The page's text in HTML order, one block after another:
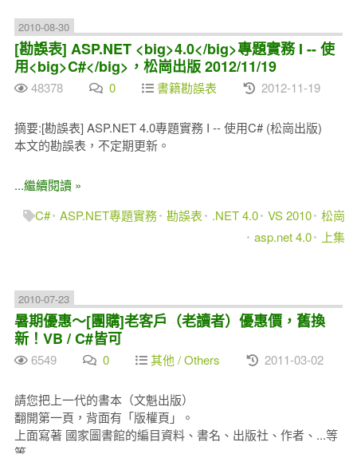
2010-08-30
[勘誤表] ASP.NET <big>4.0</big>專題實務 I -- 使
用<big>C#</big>，松崗出版 2012/11/19
48378 0 書籍勘誤表 2012-11-19
摘要:[勘誤表] ASP.NET 4.0專題實務 I -- 使用C# (松崗出版)
本文的勘誤表，不定期更新。
...繼續閱讀 »
C# ASP.NET專題實務 勘誤表 .NET 4.0 VS 2010 松崗
asp.net 4.0
上集
2010-07-23
暑期優惠～[團購]老客戶（老讀者）優惠價，舊換
新！VB / C#皆可
6549 0 其他 / Others 2011-03-02
請您把上一代的書本（文魁出版）
翻開第一頁，背面有「版權頁」。
上面寫著 國家圖書館的編目資料、書名、出版社、作者、...等